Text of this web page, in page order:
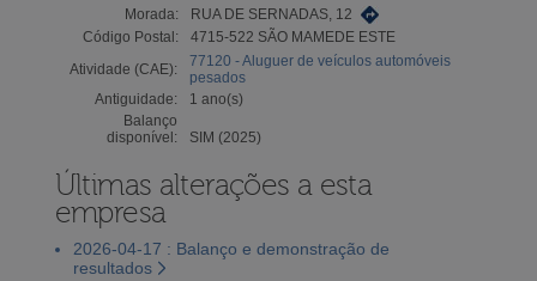
Morada:
RUA DE SERNADAS, 12
Código Postal:
4715-522 SÃO MAMEDE ESTE
Atividade (CAE):
77120 - Aluguer de veículos automóveis
pesados
Antiguidade:
1 ano(s)
Balanço
disponível:
SIM (2025)
Últimas alterações a esta
empresa
2026-04-17 : Balanço e demonstração de
resultados